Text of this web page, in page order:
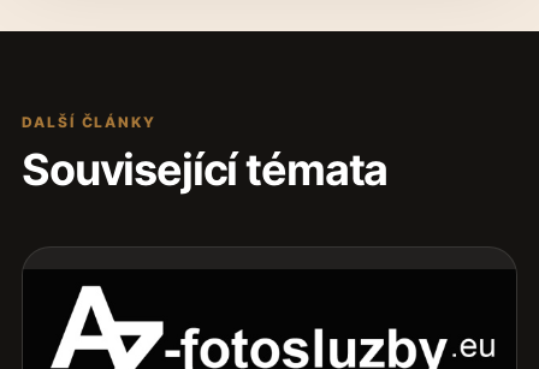
DALŠÍ ČLÁNKY
Související témata